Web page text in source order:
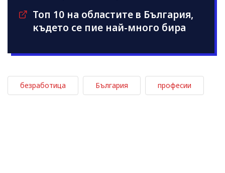
Топ 10 на областите в България,
където се пие най-много бира
безработица България професии